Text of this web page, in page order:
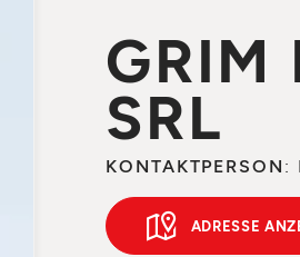
GRIM
SRL
KONTAKTPERSON :
ADRESSE